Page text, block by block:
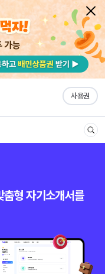
가능
사용권
춤형 자기소개서를